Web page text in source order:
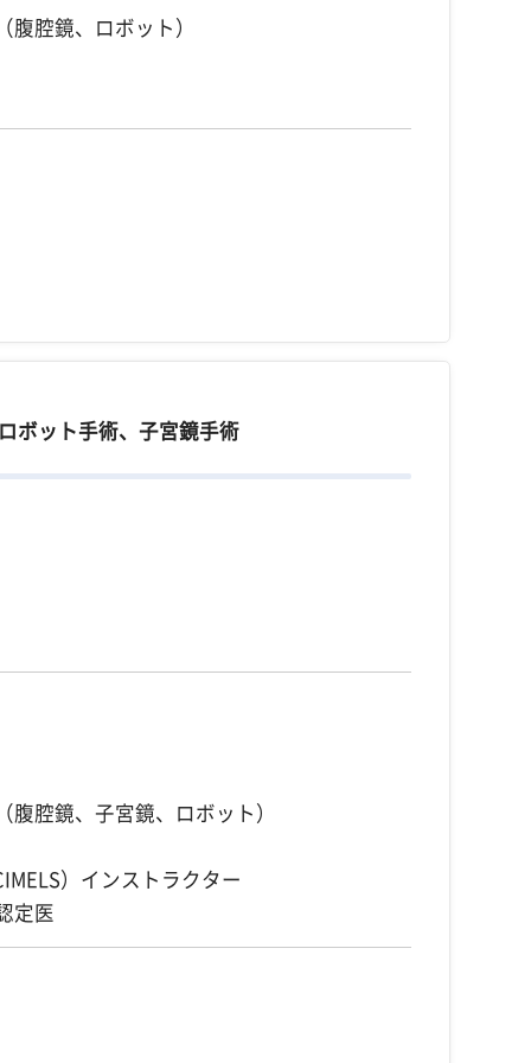
腔鏡、ロボット）
ボット手術、子宮鏡手術
腔鏡、子宮鏡、ロボット）
）インストラクター
定医